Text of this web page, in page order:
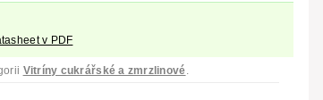
v PDF
Vitríny cukrářské a zmrzlinové.